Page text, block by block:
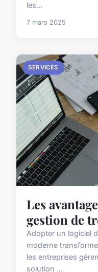
les...
7 mars 2025
SERVICES
Les
gestion de
Adopter un logiciel
moderne
les entreprises
solution ...